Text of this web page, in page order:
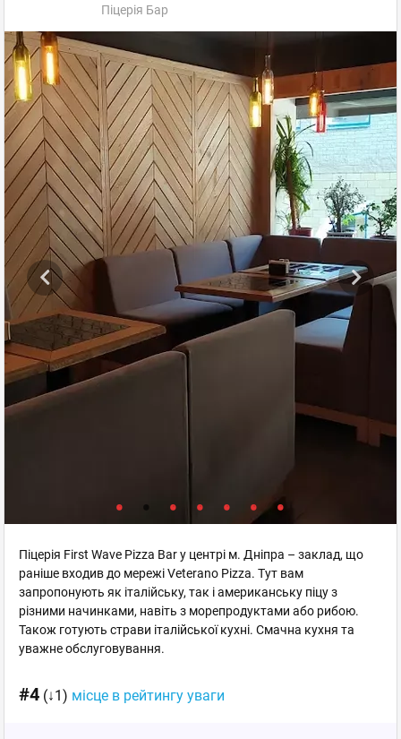
Піцерія Бар
Піцерія First Wave Pizza Bar у центрі м. Дніпра – заклад, що
раніше входив до мережі Veterano Pizza. Тут вам
запропонують як італійську, так і американську піцу з
різними начинками, навіть з морепродуктами або рибою.
Також готують страви італійської кухні. Смачна кухня та
уважне обслуговування.
#4 (↓1) місце в рейтингу уваги